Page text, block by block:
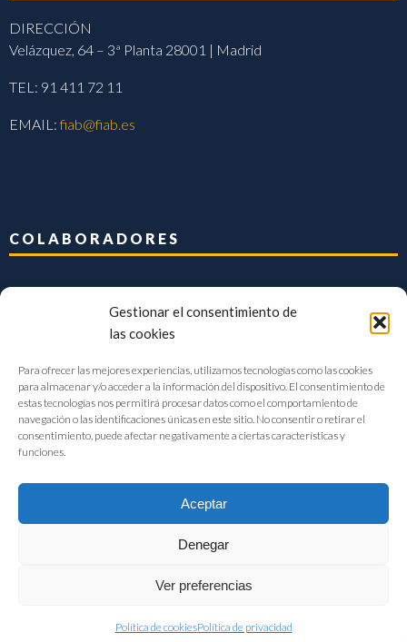
Gestionar el consentimiento de
las cookies
Para ofrecer las mejores experiencias, utilizamos tecnologías como las cookies
para almacenar y/o acceder a la información del dispositivo. El consentimiento de
estas tecnologías nos permitirá procesar datos como el comportamiento de
navegación o las identificaciones únicas en este sitio. No consentir o retirar el
consentimiento, puede afectar negativamente a ciertas características y
funciones.
Aceptar
Denegar
Ver preferencias
Política de cookiesPolítica de privacidad
DIRECCIÓN
Velázquez, 64 – 3ª Planta 28001 | Madrid
TEL: 91 411 72 11
EMAIL:fiab@fiab.es
COLABORADORES
FIAB Federación Española de Industrias de la Alimentación y Bebidas